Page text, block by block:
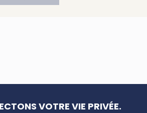
VOTRE VIE PRIVÉE.